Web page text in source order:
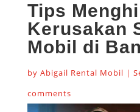
Tips
Kerusakan
Mobil di
by Abigail Rental Mobil |
comments